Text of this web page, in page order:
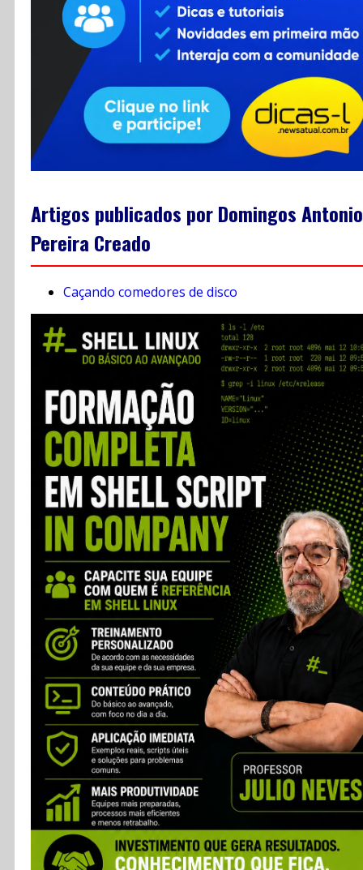
Contato
RSS
Artigos publicados por Domingos Antonio
Pereira Creado
Caçando comedores de disco